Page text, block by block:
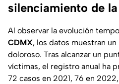
silenciamiento de
Al observar la evolución
CDMX, los datos muestran
doloroso. Tras alcanzar un
víctimas, el registro anual ha
72 casos en 2021, 76 en